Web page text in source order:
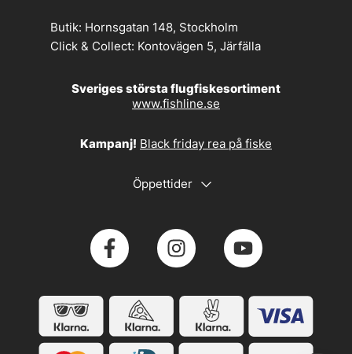
Butik: Hornsgatan 148, Stockholm
Click & Collect: Kontovägen 5, Järfälla
Sveriges största flugfiskesortiment
www.fishline.se
Kampanj! Black friday rea på fiske
Öppettider